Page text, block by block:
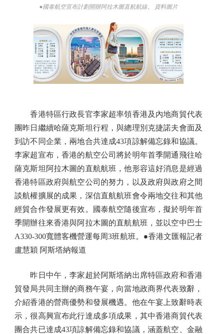
●國泰航空宣布計劃開辦阿拉木圖直航航線。 資料圖片
香港特區行政長官李家超率領香港及內地商貿代表
團昨日繼續哈薩克斯坦行程，與總理別克捷諾夫會面及
到訪不同企業，兩地合共達成43項諒解備忘錄和協議。
李家超宣布，香港的航空公司將於明年首季開通飛往哈
薩克斯坦阿拉木圖的直航航班，他形容這好消息是經過
香港特區政府與航空公司的努力，以及政府與政府之間
談航權擴展的成果，深信直航航班會令兩地交往和其他
經貿合作發展更有效。國泰航空隨後宣布，擬於明年首
季開辦往來香港與阿拉木圖的直航航班，並以空中巴士
A330-300寬體客機營運每周3班航班。●香港文匯報記者
盧慧穎 阿斯塔納報道
昨日中午，李家超於阿斯塔納出席特區政府和香港
貿發局共同主辦的商務午宴，向當地政商界代表致辭，
介紹香港的營商優勢和發展機遇。他在午宴上致辭時表
示，很高興宣布此行達成多項成果，其中香港商貿代表
團合共已達成43項諒解備忘錄和協議，涵蓋航空、金融